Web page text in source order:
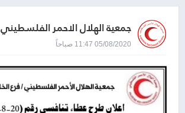
جمعية الهلال الاحمر الفلسطيني
05/08/2020 11:47 صباحاً